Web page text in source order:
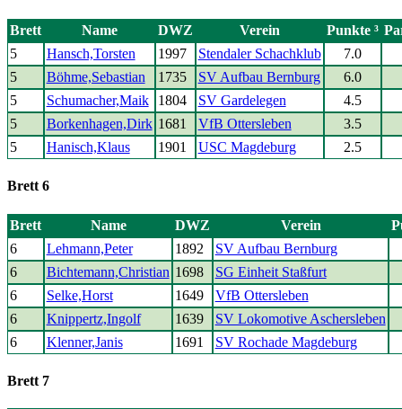
Brett Name DWZ Verein Punkte ³
5
Hansch,Torsten 1997 Stendaler Schachklub
7.0
5
Böhme,Sebastian 1735 SV Aufbau Bernburg
6.0
5
Schumacher,Maik 1804 SV Gardelegen
4.5
5
Borkenhagen,Dirk 1681 VfB Ottersleben
3.5
5
Hanisch,Klaus 1901 USC Magdeburg 2.5
Brett 6
Brett Name DWZ Verein
6
Lehmann,Peter 1892
SV Aufbau Bernburg
6
Bichtemann,Christian 1698
SG Einheit Staßfurt
6
Selke,Horst 1649
VfB Ottersleben
6
Knippertz,Ingolf 1639
SV Lokomotive Aschersleben
6
Klenner,Janis 1691 SV Rochade Magdeburg
Brett 7